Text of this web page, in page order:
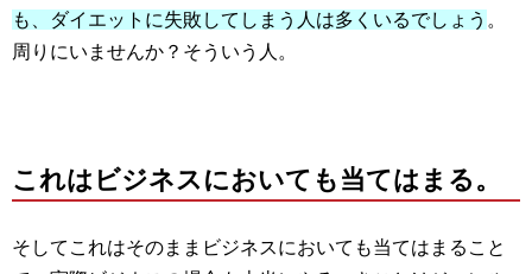
も、ダイエットに失敗してしまう人は多くいるでしょう 。
周りにいませんか？そういう人。
これはビジネスにおいても当てはまる。
そしてこれはそのままビジネスにおいても当てはまること